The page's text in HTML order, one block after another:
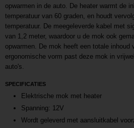
opwarmen in de auto. De heater warmt de
temperatuur van 60 graden, en houdt
temperatuur. De meegeleverde kabel met
van 1,2 meter, waardoor u de mok ook
opwarmen. De mok heeft een totale inhoud
ergonomische vorm past deze mok in
auto's.
SPECIFICATIES
Elektrische mok met heater
Spanning: 12V
Wordt geleverd met aansluitkabel